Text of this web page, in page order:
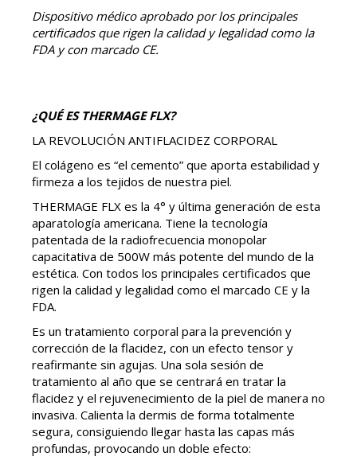
Dispositivo médico aprobado por los principales
certificados que rigen la calidad y legalidad como la
FDA y con marcado CE.
¿QUÉ ES THERMAGE FLX?
LA REVOLUCIÓN ANTIFLACIDEZ CORPORAL
El colágeno es “el cemento” que aporta estabilidad y
firmeza a los tejidos de nuestra piel.
THERMAGE FLX es la 4° y última generación de esta
aparatología americana. Tiene la tecnología
patentada de la radiofrecuencia monopolar
capacitativa de 500W más potente del mundo de la
estética. Con todos los principales certificados que
rigen la calidad y legalidad como el marcado CE y la
FDA.
Es un tratamiento corporal para la prevención y
corrección de la flacidez, con un efecto tensor y
reafirmante sin agujas. Una sola sesión de
tratamiento al año que se centrará en tratar la
flacidez y el rejuvenecimiento de la piel de manera no
invasiva. Calienta la dermis de forma totalmente
segura, consiguiendo llegar hasta las capas más
profundas, provocando un doble efecto: